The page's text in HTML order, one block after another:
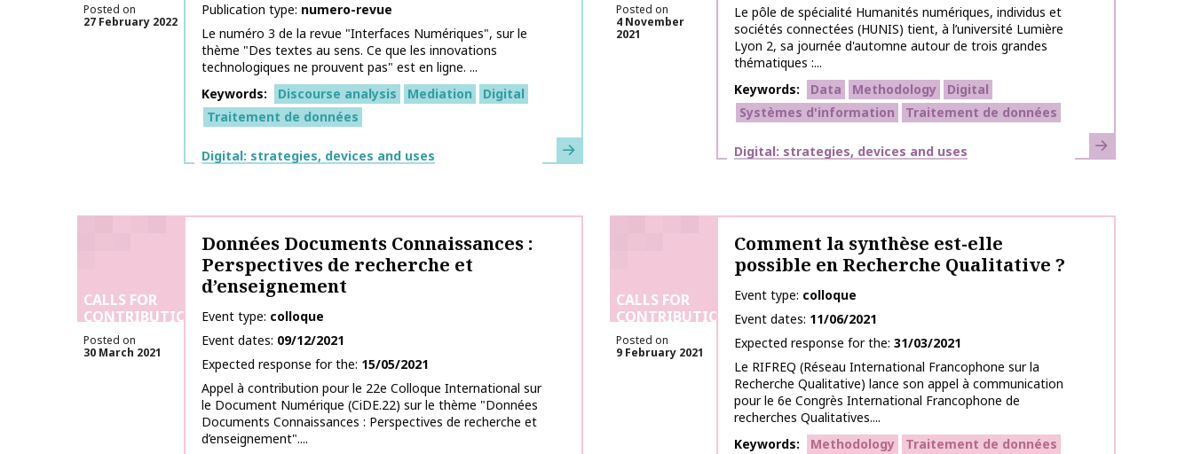
Posted on
27 February 2022
Publication type numero-revue
Le numéro 3 de la revue "Interfaces Numériques", sur le
thème "Des textes au sens. Ce que les innovations
technologiques ne prouvent pas" est en ligne. ...
Keywords
Discourse analysis Mediation
Digital
Traitement de données
Themes
Digital: strategies, devices and uses Learn more
Posted on
4 November
2021
Le pôle de spécialité Humanités numériques, individus et
sociétés connectées (HUNIS) tient, à l’université Lumière
Lyon 2, sa journée d'automne autour de trois grandes
thématiques :...
Keywords
Data Methodology
Digital
Systèmes d'information
Traitement de données
Themes
Digital: strategies, devices and uses Learn more
CALLS FOR
CONTRIBUTIONS
Posted on
30 March 2021
Données Documents Connaissances :
Perspectives de recherche et
d’enseignement
Event type colloque
Event dates 09/12/2021
Expected response for the 15/05/2021
Appel à contribution pour le 22e Colloque International sur
le Document Numérique (CiDE.22) sur le thème "Données
Documents Connaissances : Perspectives de recherche et
d’enseignement"....
CALLS FOR
CONTRIBUTIONS
Posted on
9 February 2021
Comment la synthèse est-elle
possible en Recherche Qualitative ?
Event type colloque
Event dates 11/06/2021
Expected response for the 31/03/2021
Le RIFREQ (Réseau International Francophone sur la
Recherche Qualitative) lance son appel à communication
pour le 6e Congrès International Francophone de
recherches Qualitatives....
Keywords
Methodology Traitement de données